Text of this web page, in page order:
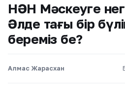
НӘН Мәскеуге
Әлде тағы бір
береміз бе?
Алмас Жарасхан